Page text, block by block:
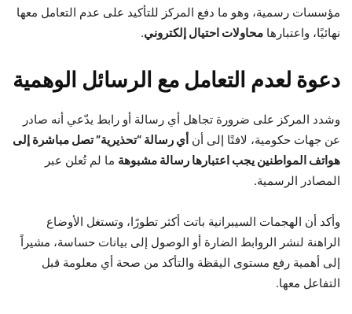
مؤسسات رسمية، وهو ما دفع المركز للتأكيد على عدم التعامل معها
نهائيًا، واعتبارها محاولات احتيال إلكتروني.
دعوة لعدم التعامل مع الرسائل الوهمية
وشدد المركز على ضرورة تجاهل أي رسالة أو رابط يدّعي أنه صادر
عن جهات حكومية، لافتًا إلى أن أي رسالة “تحذيرية” تصل مباشرة إلى
هواتف المواطنين يجب اعتبارها رسالة مشبوهة ما لم تُعلن عبر
المصادر الرسمية.
وأكد أن الهجمات السيبرانية باتت أكثر تطورًا، وتستغل الأوضاع
الراهنة لنشر الروابط الضارة أو الوصول إلى بيانات حساسة، مشيراً
إلى أهمية رفع مستوى اليقظة والتأكد من صحة أي معلومة قبل
التفاعل معها.